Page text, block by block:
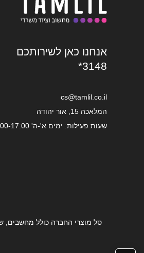
אנחנו כאן לשירותכם
*3148
cs@tamlil.co.il
המלאכה 15, אור יהודה
שעות פעילות: ימים א'-ה' 08:00-17:00 (יום ו' סגור)
סל מוצרי החברה כולל מחשבים,